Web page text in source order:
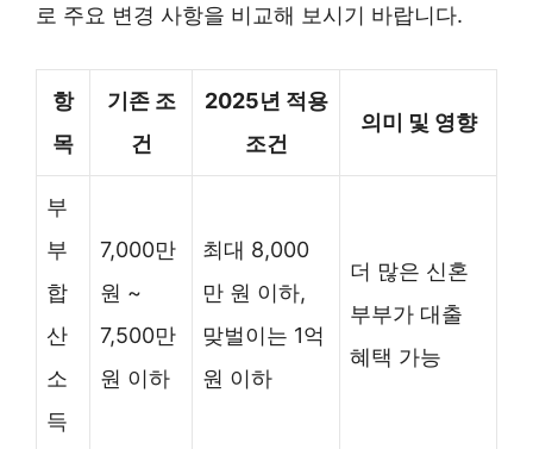
로 주요 변경 사항을 비교해 보시기 바랍니다.
항
목
기존 조
건
2025년 적용
조건
의미 및 영향
부
부
합
산
소
득
7,000만
원 ~
7,500만
원 이하
최대 8,000
만 원 이하,
맞벌이는 1억
원 이하
더 많은 신혼
부부가 대출
혜택 가능